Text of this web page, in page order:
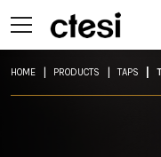
HOME PRODUCTS TAPS